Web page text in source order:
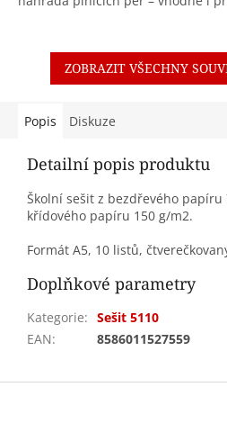
ZOBRAZIT VŠECHNY
Popis Diskuze
Detailní popis produktu
Školní sešit z bezdřevého papíru
křídového papíru 150 g/m2.
Formát A5, 10 listů,
Doplňkové parametry
Kategorie: Sešit 5110
EAN: 8586011527559
Z